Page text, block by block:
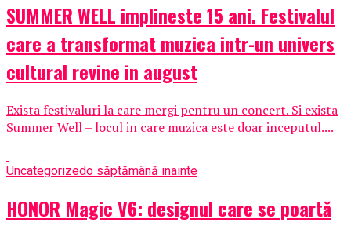
SUMMER WELL implineste 15 ani. Festivalul
care a transformat muzica intr-un univers
cultural revine in august
Exista festivaluri la care mergi pentru un concert. Si exista
Summer Well – locul in care muzica este doar inceputul....
Uncategorizedo săptămână inainte
HONOR Magic V6: designul care se poartă